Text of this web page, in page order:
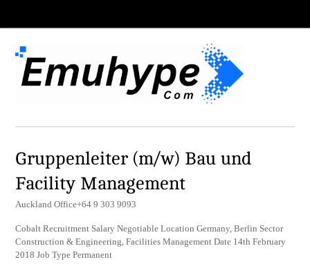
Gruppenleiter (m/w) Bau und
Facility Management
Auckland Office+64 9 303 9093
Cobalt Recruitment Salary Negotiable Location Germany, Berlin Sector
Construction & Engineering, Facilities Management Date 14th February
2018 Job Type Permanent